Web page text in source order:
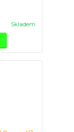
Skladem